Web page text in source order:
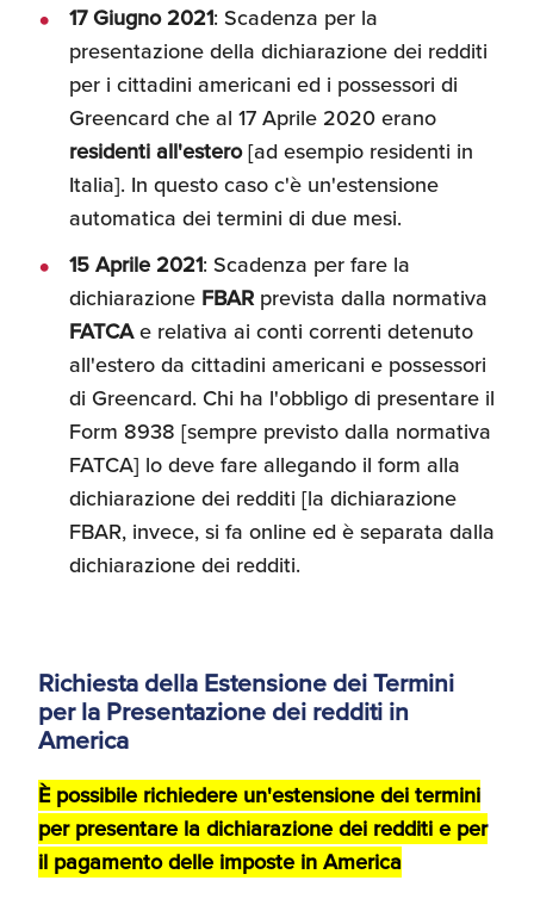
17 Giugno 2021: Scadenza per la
presentazione della dichiarazione dei redditi
per i cittadini americani ed i possessori di
Greencard che al 17 Aprile 2020 erano
residenti all'estero[ad esempio residenti in
Italia]. In questo caso c'è un'estensione
automatica dei termini di due mesi.
15 Aprile 2021: Scadenza per fare la
dichiarazione FBARprevista dalla normativa
FATCAe relativa ai conti correnti detenuto
all'estero da cittadini americani e possessori
di Greencard. Chi ha l'obbligo di presentare il
Form 8938 [sempre previsto dalla normativa
FATCA] lo deve fare allegando il form alla
dichiarazione dei redditi [la dichiarazione
FBAR, invece, si fa online ed è separata dalla
dichiarazione dei redditi.
Richiesta della Estensione dei Termini
per la Presentazione dei redditi in
America
È possibile richiedere un'estensione dei termini
per presentare la dichiarazione dei redditi e per
il pagamento delle imposte in America